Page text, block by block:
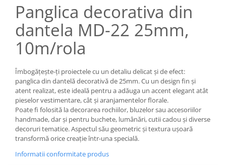
Panglica decorativa din
dantela MD-22 25mm,
10m/rola
Îmbogățește-ți proiectele cu un detaliu delicat și de efect:
panglica din dantelă decorativă de 25mm. Cu un design fin și
atent realizat, este ideală pentru a adăuga un accent elegant atât
pieselor vestimentare, cât și aranjamentelor florale.
Poate fi folosită la decorarea rochiilor, bluzelor sau accesoriilor
handmade, dar și pentru buchete, lumânări, cutii cadou și diverse
decoruri tematice. Aspectul său geometric și textura ușoară
transformă orice creație într-una specială.
Informatii conformitate produs